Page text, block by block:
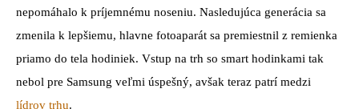
nepomáhalo k príjemnému noseniu. Nasledujúca generácia sa
zmenila k lepšiemu, hlavne fotoaparát sa premiestnil z remienka
priamo do tela hodiniek. Vstup na trh so smart hodinkami tak
nebol pre Samsung veľmi úspešný, avšak teraz patrí medzi
lídrov trhu.